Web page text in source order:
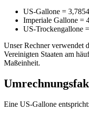
US-Gallone =
Imperiale Gallone =
US-Trockengallone
Unser Rechner verwendet
Vereinigten Staaten am
Maßeinheit.
Eine US-Gallone entspricht: